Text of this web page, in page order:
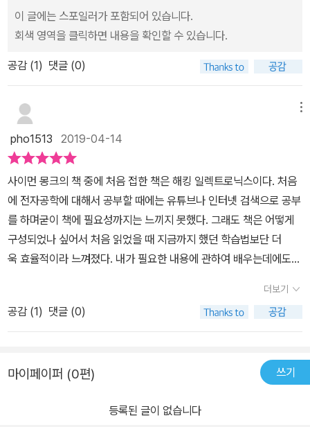
이 글에는 스포일러가 포함되어 있습니다.
회색 영역을 클릭하면 내용을 확인할 수 있습니다.
공감 (1) 댓글 (0)
pho1513 2019-04-14
사이먼 몽크의 책 중에 처음 접한 책은 해킹 일렉트로닉스이다. 처음
에 전자공학에 대해서 공부할 때에는 유튜브나 인터넷 검색으로 공부
를 하며굳이 책에 필요성까지는 느끼지 못했다. 그래도 책은 어떻게
구성되었나 싶어서 처음 읽었을 때 지금까지 했던 학습법보단 더
욱 효율적이라 느껴졌다. 내가 필요한 내용에 관하여 배우는데에도
끼면서 필요한 내용은 50% 이상 익힐 수 있었다(이전까진 30% 정
도였다) 그다음으로 읽은 게 아두이노, 라즈베리 파이 프로그래밍이
었고 이 책들을 읽으면서 더 깊게 배우고 싶은데 어떻게 하면 좋을까
로 집고 있는 저 직접 회로의 내부가 어떻게 생겼는지 알게 될 것이
걸쳐 배우게 될 내용의 전반에 관한 내용을 간결하게 정리해 놓았고
더보기
공감 (1) 댓글 (0)
마이페이퍼 (0편) 쓰기
등록된 글이 없습니다